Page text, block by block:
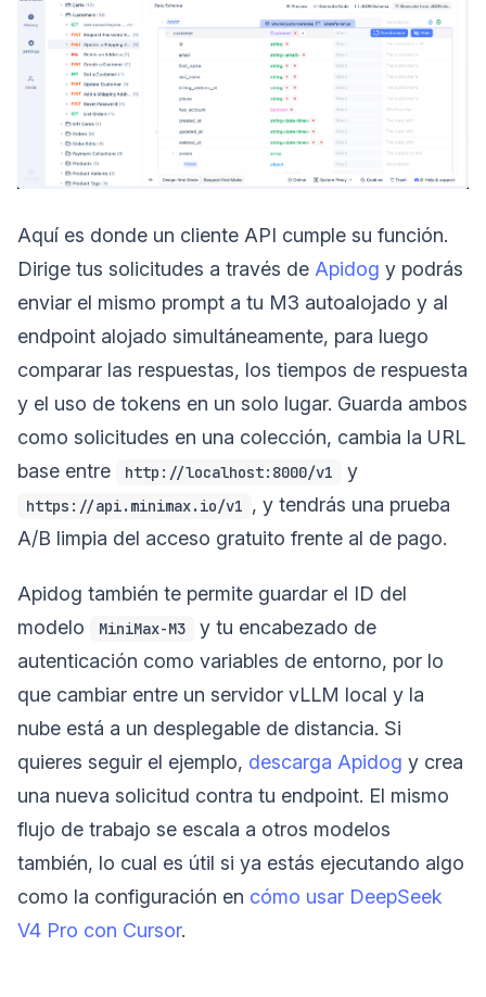
Aquí es donde un cliente API cumple su función.
Dirige tus solicitudes a través de Apidog y podrás
enviar el mismo prompt a tu M3 autoalojado y al
endpoint alojado simultáneamente, para luego
comparar las respuestas, los tiempos de respuesta
y el uso de tokens en un solo lugar. Guarda ambos
como solicitudes en una colección, cambia la URL
base entre
http://localhost:8000/v1 y
https://api.minimax.io/v1 , y tendrás una prueba
A/B limpia del acceso gratuito frente al de pago.
Apidog también te permite guardar el ID del
modelo
MiniMax-M3
y tu encabezado de
autenticación como variables de entorno, por lo
que cambiar entre un servidor vLLM local y la
nube está a un desplegable de distancia. Si
quieres seguir el ejemplo, descarga Apidog y crea
una nueva solicitud contra tu endpoint. El mismo
flujo de trabajo se escala a otros modelos
también, lo cual es útil si ya estás ejecutando algo
como la configuración en cómo usar DeepSeek
V4 Pro con Cursor.